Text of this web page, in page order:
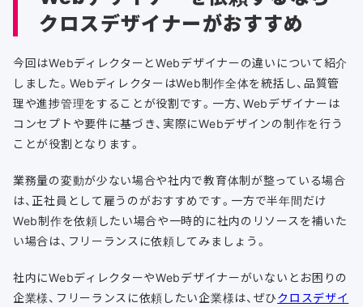
クロスデザイナーがおすすめ
今回はWebディレクターとWebデザイナーの違いについて紹介
しました。WebディレクターはWeb制作全体を統括し、品質管
理や進捗管理をすることが役割です。一方、Webデザイナーは
コンセプトや要件に基づき、実際にWebデザインの制作を行う
ことが役割となります。
業務量の変動が少ない場合や社内で教育体制が整っている場合
は、正社員として雇うのがおすすめです。一方で半年間だけ
Web制作を依頼したい場合や一時的に社内のリソースを補いた
い場合は、フリーランスに依頼してみましょう。
社内にWebディレクターやWebデザイナーがいないとお困りの
企業様、フリーランスに依頼したい企業様は、ぜひクロスデザイ